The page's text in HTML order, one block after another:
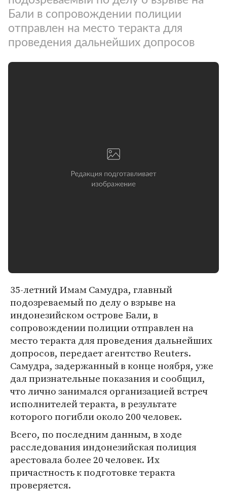
Бали в сопровождении полиции
отправлен на место теракта для
проведения дальнейших допросов
35-летний Имам Самудра, главный
подозреваемый по делу о взрыве на
индонезийском острове Бали, в
сопровождении полиции отправлен на
место теракта для проведения дальнейших
допросов, передает агентство Reuters.
Самудра, задержанный в конце ноября, уже
дал признательные показания и сообщил,
что лично занимался организацией встреч
исполнителей теракта, в результате
которого погибли около 200 человек.
Всего, по последним данным, в ходе
расследования индонезийская полиция
арестовала более 20 человек. Их
причастность к подготовке теракта
проверяется.